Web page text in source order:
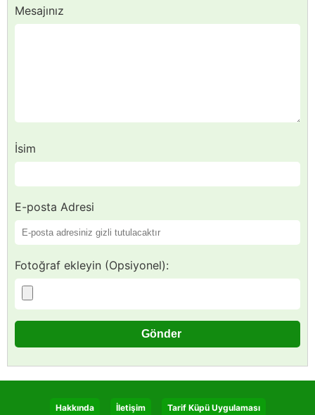
Mesajınız
İsim
E-posta Adresi
Fotoğraf ekleyin (Opsiyonel):
Hakkında İletişim Tarif Küpü Uygulaması